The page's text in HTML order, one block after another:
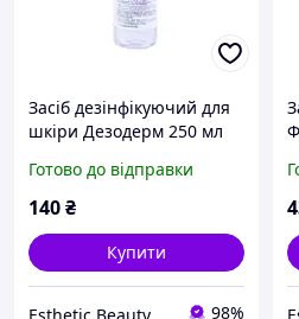
Засіб дезінфікуючий для
шкіри Дезодерм 250 мл
Готово до відправки
140₴
Купити
Esthetic Beauty 98%